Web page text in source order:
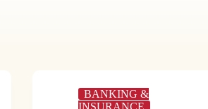
BANKING &
INSURANCE